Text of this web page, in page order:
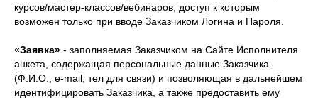
курсов/мастер-классов/вебинаров, доступ к которым
возможен только при вводе Заказчиком Логина и Пароля.
«Заявка» - заполняемая Заказчиком на Сайте Исполнителя
анкета, содержащая персональные данные Заказчика
(Ф.И.О., e-mail, тел для связи) и позволяющая в дальнейшем
идентифицировать Заказчика, а также предоставить ему